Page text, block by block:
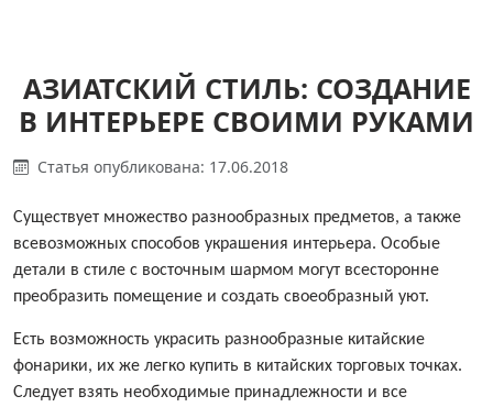
АЗИАТСКИЙ СТИЛЬ: СОЗДАНИЕ
В ИНТЕРЬЕРЕ СВОИМИ РУКАМИ
Статья опубликована: 17.06.2018
Существует множество разнообразных предметов, а также
всевозможных способов украшения интерьера. Особые
детали в стиле с восточным шармом могут всесторонне
преобразить помещение и создать своеобразный уют.
Есть возможность украсить разнообразные китайские
фонарики, их же легко купить в китайских торговых точках.
Следует взять необходимые принадлежности и все